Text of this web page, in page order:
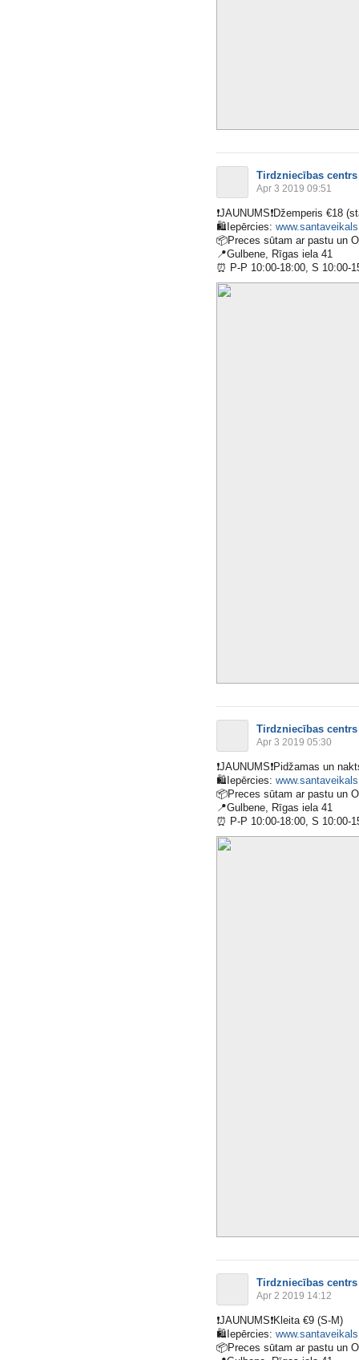
Tirdzniecības centrs
Apr 3 2019 09:51
❗️JAUNUMS❗️Džemperis €18
🛍 Iepērcies:
📦Preces sūtam ar pastu un
📍Gulbene, Rīgas iela 41
⏰ P-P 10:00-18:00, S 10:00-
Tirdzniecības centrs
Apr 3 2019 05:30
❗️JAUNUMS❗️Pidžamas un
🛍 Iepērcies:
📦Preces sūtam ar pastu un
📍Gulbene, Rīgas iela 41
⏰ P-P 10:00-18:00, S 10:00-
Tirdzniecības centrs
Apr 2 2019 14:12
❗️JAUNUMS❗️Kleita €9 (S-M)
🛍 Iepērcies:
📦Preces sūtam ar pastu un